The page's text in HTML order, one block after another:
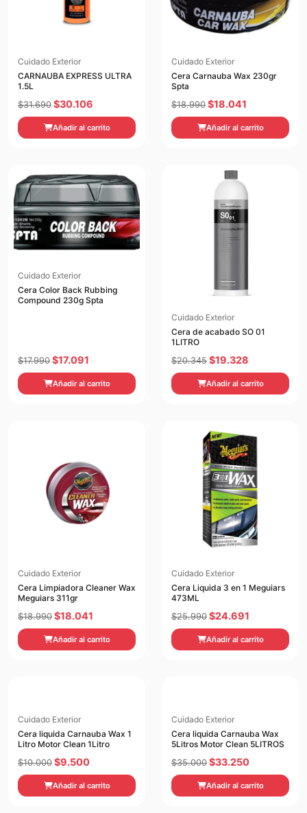
Cuidado Exterior
CARNAUBA EXPRESS ULTRA
1.5L
$31.690 El
precio
original
$30.106
precio
actual
Añadir al carrito
Cuidado Exterior
Cera Carnauba Wax 230gr
Spta
$18.990 El
precio
original
$18.041
precio
actual
Añadir al carrito
Cuidado Exterior
Cera Color Back Rubbing
Compound 230g Spta
$17.990 El
precio
original
$17.091
precio
actual
Añadir al carrito
Cuidado Exterior
Cera de acabado SO 01
1LITRO
$20.345 El
precio
original
$19.328
precio
actual
Añadir al carrito
Cuidado Exterior
Cera Limpiadora Cleaner Wax
Meguiars 311gr
$18.990 El
precio
original
$18.041
precio
actual
Añadir al carrito
Cuidado Exterior
Cera Liquida 3 en 1 Meguiars
473ML
$25.990 El
precio
original
$24.691
precio
actual
Añadir al carrito
Cuidado Exterior
Cera liquida Carnauba Wax 1
Litro Motor Clean 1Litro
$10.000 El
precio
original
$9.500El
precio
actual
Añadir al carrito
Cuidado Exterior
Cera liquida Carnauba Wax
5Litros Motor Clean 5LITROS
$35.000 El
precio
original
$33.250El
precio
actual
Añadir al carrito